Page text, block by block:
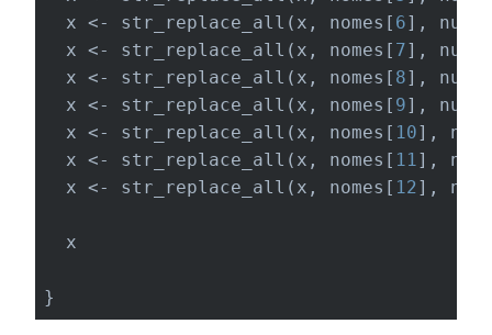
  x <- str_replace_all(x, nomes[
6],
  x <- str_replace_all(x, nomes[
7],
  x <- str_replace_all(x, nomes[
8],
  x <- str_replace_all(x, nomes[
9],
  x <- str_replace_all(x, nomes[
10],
  x <- str_replace_all(x, nomes[
11],
  x <- str_replace_all(x, nomes[
12],
  x
}